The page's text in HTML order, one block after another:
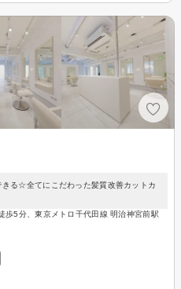
る☆全てにこだわった髪質改善カットカ
歩5分、東京メトロ千代田線 明治神宮前駅